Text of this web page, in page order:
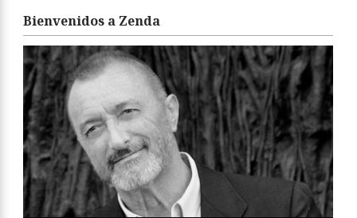
Bienvenidos a Zenda